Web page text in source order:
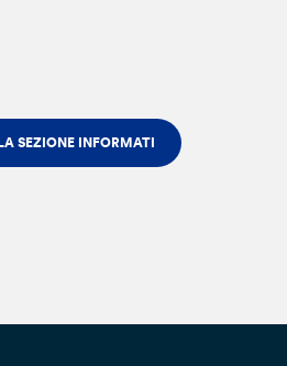
SEZIONE INFORMATI